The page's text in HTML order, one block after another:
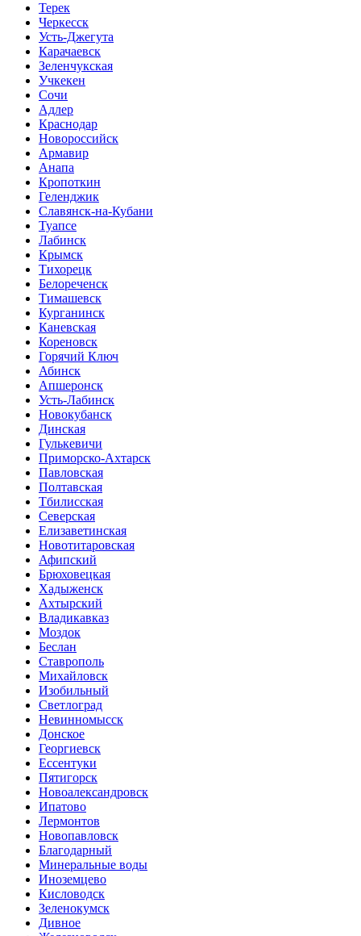
Терек
Черкесск
Усть-Джегута
Карачаевск
Зеленчукская
Учкекен
Сочи
Адлер
Краснодар
Новороссийск
Армавир
Анапа
Кропоткин
Геленджик
Славянск-на-Кубани
Туапсе
Лабинск
Крымск
Тихорецк
Белореченск
Тимашевск
Курганинск
Каневская
Кореновск
Горячий Ключ
Абинск
Апшеронск
Усть-Лабинск
Новокубанск
Динская
Гулькевичи
Приморско-Ахтарск
Павловская
Полтавская
Тбилисская
Северская
Елизаветинская
Новотитаровская
Афипский
Брюховецкая
Хадыженск
Ахтырский
Владикавказ
Моздок
Беслан
Ставрополь
Михайловск
Изобильный
Светлоград
Невинномысск
Донское
Георгиевск
Ессентуки
Пятигорск
Новоалександровск
Ипатово
Лермонтов
Новопавловск
Благодарный
Минеральные воды
Иноземцево
Кисловодск
Зеленокумск
Дивное